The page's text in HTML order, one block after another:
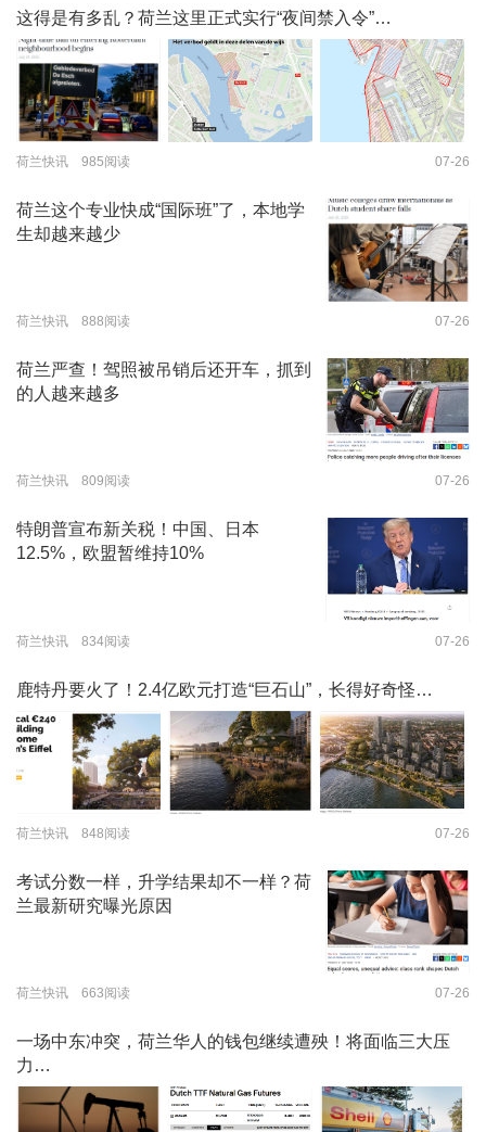
这得是有多乱？荷兰这里正式实行“夜间禁入令”…
荷兰快讯 985阅读 07-26
荷兰这个专业快成“国际班”了，本地学
生却越来越少
荷兰快讯 888阅读 07-26
荷兰严查！驾照被吊销后还开车，抓到
的人越来越多
荷兰快讯 809阅读 07-26
特朗普宣布新关税！中国、日本
12.5%，欧盟暂维持10%
荷兰快讯 834阅读 07-26
鹿特丹要火了！2.4亿欧元打造“巨石山”，长得好奇怪…
荷兰快讯 848阅读 07-26
考试分数一样，升学结果却不一样？荷
兰最新研究曝光原因
荷兰快讯 663阅读 07-26
一场中东冲突，荷兰华人的钱包继续遭殃！将面临三大压
力…